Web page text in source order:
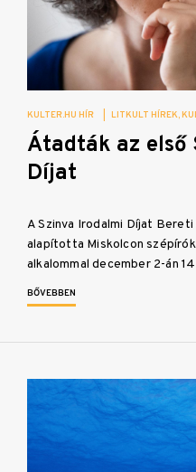
KULTER.HU HÍR LITKULT HÍREK
Átadták az első
Díjat
A Szinva Irodalmi Díjat
alapította Miskolcon
alkalommal december 2-án
BŐVEBBEN